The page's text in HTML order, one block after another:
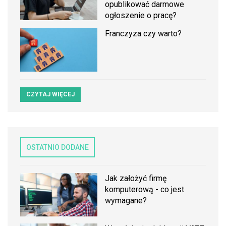
opublikować darmowe
ogłoszenie o pracę?
Franczyza czy warto?
CZYTAJ WIĘCEJ
OSTATNIO DODANE
Jak założyć firmę
komputerową - co jest
wymagane?